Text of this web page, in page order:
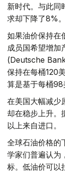
新时代。与此同
求却下降了8%。
如果油价保持在
成员国希望增加
(Deutsche
保持在每桶120
算是基于每桶98
在美国大幅减少
却在稳步上升。
以上来自进口。
全球石油价格的
学家们普遍认为
标。低油价可以